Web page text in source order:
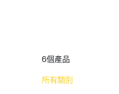
6個產品
所有類別